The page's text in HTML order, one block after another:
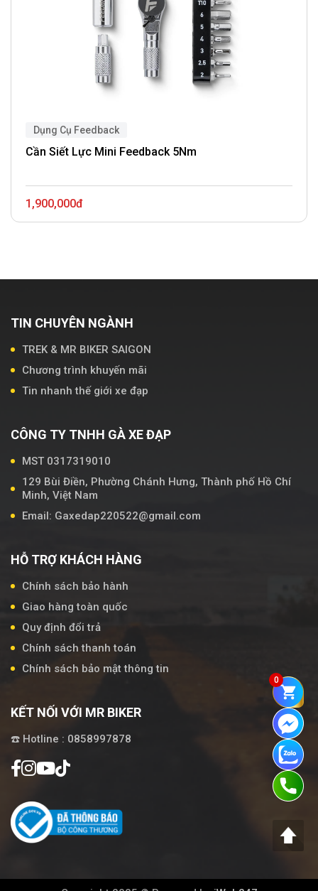
Dụng Cụ Feedback
Cần Siết Lực Mini Feedback 5Nm
1,900,000đ
TIN CHUYÊN NGÀNH
TREK & MR BIKER SAIGON
Chương trình khuyến mãi
Tin nhanh thế giới xe đạp
CÔNG TY TNHH GÀ XE ĐẠP
MST 0317319010
129 Bùi Điền, Phường Chánh Hưng, Thành phố Hồ Chí
Minh, Việt Nam
Email: Gaxedap220522@gmail.com
HỖ TRỢ KHÁCH HÀNG
Chính sách bảo hành
Giao hàng toàn quốc
Quy định đổi trả
Chính sách thanh toán
Chính sách bảo mật thông tin
KẾT NỐI VỚI MR BIKER
☎️ Hotline : 0858997878
0